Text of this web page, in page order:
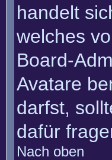
handelt
welches
Board-
Avatare
darfst,
dafür
Nach oben